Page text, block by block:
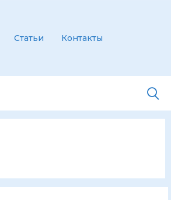
Статьи Контакты